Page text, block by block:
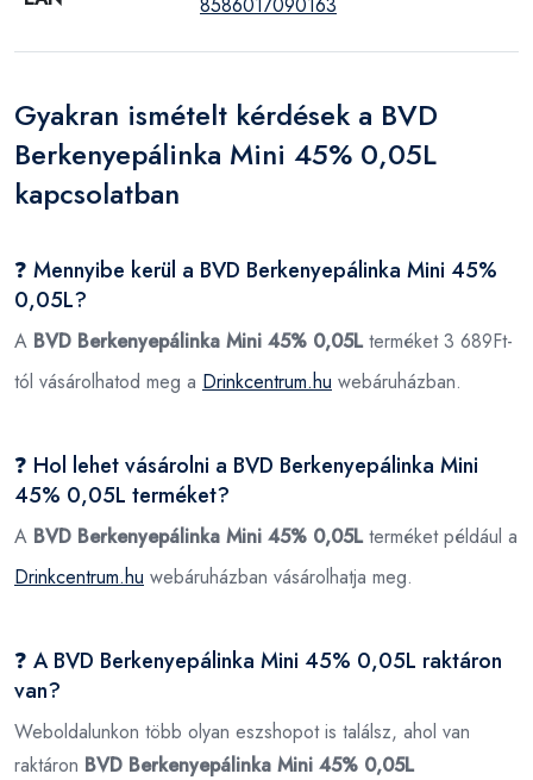
Gyakran ismételt kérdések a BVD
Berkenyepálinka Mini 45% 0,05L
kapcsolatban
❓ Mennyibe kerül a BVD Berkenyepálinka Mini 45%
0,05L?
A BVD Berkenyepálinka Mini 45% 0,05Lterméket 3 689Ft-
tól vásárolhatod meg a Drinkcentrum.hu webáruházban.
❓ Hol lehet vásárolni a BVD Berkenyepálinka Mini
45% 0,05L terméket?
A BVD Berkenyepálinka Mini 45% 0,05Lterméket például a
Drinkcentrum.hu webáruházban vásárolhatja meg.
❓ A BVD Berkenyepálinka Mini 45% 0,05L raktáron
van?
Weboldalunkon több olyan eszshopot is találsz, ahol van
raktáron BVD Berkenyepálinka Mini 45% 0,05L